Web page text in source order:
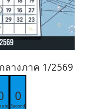
างภาค 1/2569
0
Second